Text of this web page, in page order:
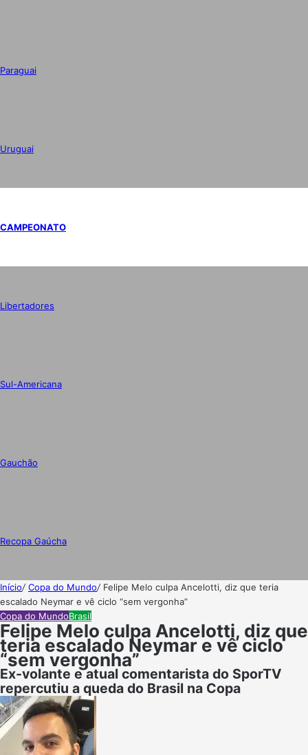
Paraguai
Uruguai
CAMPEONATO
Libertadores
Sul-Americana
Gauchão
Recopa Gaúcha
Início/Copa do Mundo/ Felipe Melo culpa Ancelotti, diz que teria
escalado Neymar e vê ciclo “sem vergonha”
Copa do MundoBrasil
Felipe Melo culpa Ancelotti, diz que
teria escalado Neymar e vê ciclo
“sem vergonha”
Ex-volante e atual comentarista do SporTV
repercutiu a queda do Brasil na Copa